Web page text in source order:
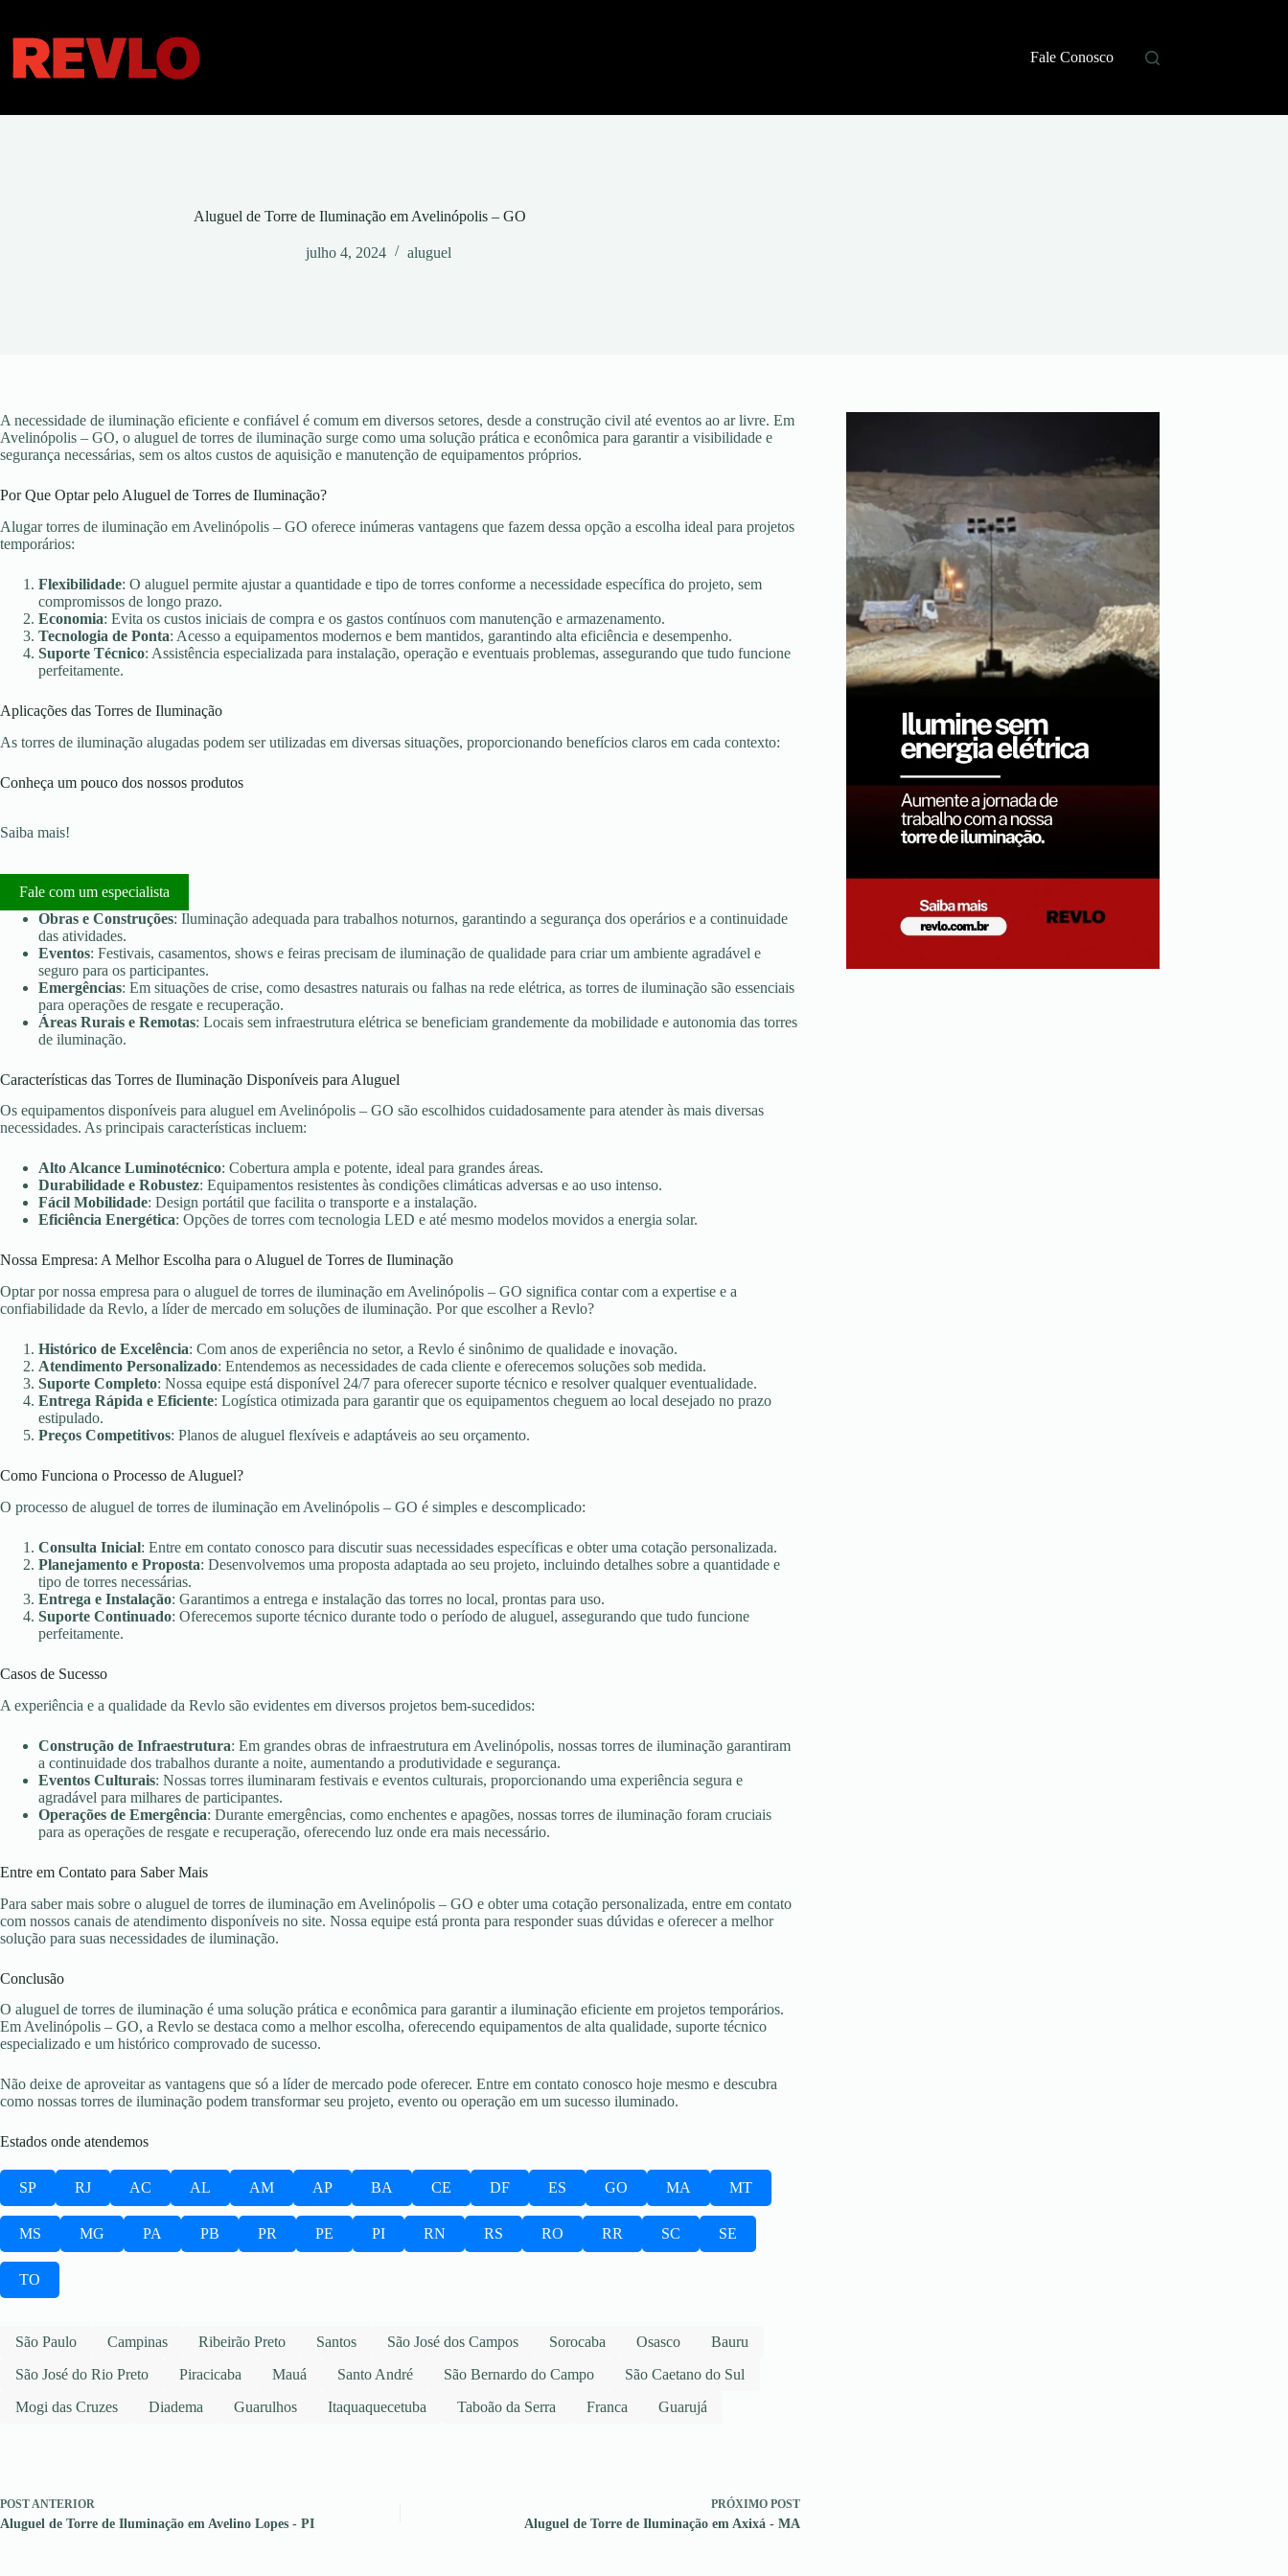
conteúdo
Fale Conosco
Aluguel de Torre de Iluminação em Avelinópolis – GO
julho 4, 2024 aluguel
A necessidade de iluminação eficiente e confiável é comum em diversos setores, desde a construção civil até eventos ao ar livre. Em
Avelinópolis – GO, o aluguel de torres de iluminação surge como uma solução prática e econômica para garantir a visibilidade e
segurança necessárias, sem os altos custos de aquisição e manutenção de equipamentos próprios.
Por Que Optar pelo Aluguel de Torres de Iluminação?
Alugar torres de iluminação em Avelinópolis – GO oferece inúmeras vantagens que fazem dessa opção a escolha ideal para projetos
temporários:
Flexibilidade: O aluguel permite ajustar a quantidade e tipo de torres conforme a necessidade específica do projeto, sem
compromissos de longo prazo.
Economia: Evita os custos iniciais de compra e os gastos contínuos com manutenção e armazenamento.
Tecnologia de Ponta: Acesso a equipamentos modernos e bem mantidos, garantindo alta eficiência e desempenho.
Suporte Técnico: Assistência especializada para instalação, operação e eventuais problemas, assegurando que tudo funcione
perfeitamente.
Aplicações das Torres de Iluminação
As torres de iluminação alugadas podem ser utilizadas em diversas situações, proporcionando benefícios claros em cada contexto:
Conheça um pouco dos nossos produtos
Saiba mais!
Fale com um especialista
Obras e Construções: Iluminação adequada para trabalhos noturnos, garantindo a segurança dos operários e a continuidade
das atividades.
Eventos: Festivais, casamentos, shows e feiras precisam de iluminação de qualidade para criar um ambiente agradável e
seguro para os participantes.
Emergências: Em situações de crise, como desastres naturais ou falhas na rede elétrica, as torres de iluminação são essenciais
para operações de resgate e recuperação.
Áreas Rurais e Remotas: Locais sem infraestrutura elétrica se beneficiam grandemente da mobilidade e autonomia das torres
de iluminação.
Características das Torres de Iluminação Disponíveis para Aluguel
Os equipamentos disponíveis para aluguel em Avelinópolis – GO são escolhidos cuidadosamente para atender às mais diversas
necessidades. As principais características incluem:
Alto Alcance Luminotécnico: Cobertura ampla e potente, ideal para grandes áreas.
Durabilidade e Robustez: Equipamentos resistentes às condições climáticas adversas e ao uso intenso.
Fácil Mobilidade: Design portátil que facilita o transporte e a instalação.
Eficiência Energética: Opções de torres com tecnologia LED e até mesmo modelos movidos a energia solar.
Nossa Empresa: A Melhor Escolha para o Aluguel de Torres de Iluminação
Optar por nossa empresa para o aluguel de torres de iluminação em Avelinópolis – GO significa contar com a expertise e a
confiabilidade da Revlo, a líder de mercado em soluções de iluminação. Por que escolher a Revlo?
Histórico de Excelência: Com anos de experiência no setor, a Revlo é sinônimo de qualidade e inovação.
Atendimento Personalizado: Entendemos as necessidades de cada cliente e oferecemos soluções sob medida.
Suporte Completo: Nossa equipe está disponível 24/7 para oferecer suporte técnico e resolver qualquer eventualidade.
Entrega Rápida e Eficiente: Logística otimizada para garantir que os equipamentos cheguem ao local desejado no prazo
estipulado.
Preços Competitivos: Planos de aluguel flexíveis e adaptáveis ao seu orçamento.
Como Funciona o Processo de Aluguel?
O processo de aluguel de torres de iluminação em Avelinópolis – GO é simples e descomplicado:
Consulta Inicial: Entre em contato conosco para discutir suas necessidades específicas e obter uma cotação personalizada.
Planejamento e Proposta: Desenvolvemos uma proposta adaptada ao seu projeto, incluindo detalhes sobre a quantidade e
tipo de torres necessárias.
Entrega e Instalação: Garantimos a entrega e instalação das torres no local, prontas para uso.
Suporte Continuado: Oferecemos suporte técnico durante todo o período de aluguel, assegurando que tudo funcione
perfeitamente.
Casos de Sucesso
A experiência e a qualidade da Revlo são evidentes em diversos projetos bem-sucedidos:
Construção de Infraestrutura: Em grandes obras de infraestrutura em Avelinópolis, nossas torres de iluminação garantiram
a continuidade dos trabalhos durante a noite, aumentando a produtividade e segurança.
Eventos Culturais: Nossas torres iluminaram festivais e eventos culturais, proporcionando uma experiência segura e
agradável para milhares de participantes.
Operações de Emergência: Durante emergências, como enchentes e apagões, nossas torres de iluminação foram cruciais
para as operações de resgate e recuperação, oferecendo luz onde era mais necessário.
Entre em Contato para Saber Mais
Para saber mais sobre o aluguel de torres de iluminação em Avelinópolis – GO e obter uma cotação personalizada, entre em contato
com nossos canais de atendimento disponíveis no site. Nossa equipe está pronta para responder suas dúvidas e oferecer a melhor
solução para suas necessidades de iluminação.
Conclusão
O aluguel de torres de iluminação é uma solução prática e econômica para garantir a iluminação eficiente em projetos temporários.
Em Avelinópolis – GO, a Revlo se destaca como a melhor escolha, oferecendo equipamentos de alta qualidade, suporte técnico
especializado e um histórico comprovado de sucesso.
Não deixe de aproveitar as vantagens que só a líder de mercado pode oferecer. Entre em contato conosco hoje mesmo e descubra
como nossas torres de iluminação podem transformar seu projeto, evento ou operação em um sucesso iluminado.
Estados onde atendemos
SP RJ AC AL AM AP BA CE DF ES GO MA MT
MS MG PA PB PR PE PI RN RS RO RR SC SE
TO
São Paulo Campinas Ribeirão Preto Santos São José dos Campos Sorocaba Osasco
Bauru
São José do Rio Preto
Piracicaba Mauá Santo André São Bernardo do Campo
São Caetano do Sul
Mogi das Cruzes
Diadema Guarulhos Itaquaquecetuba Taboão da Serra Franca Guarujá
POSTANTERIOR
Aluguel de Torre de Iluminação em Avelino Lopes - PI
PRÓXIMO POST
Aluguel de Torre de Iluminação em Axixá - MA